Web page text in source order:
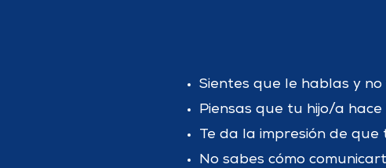
Sientes que le hablas y
Piensas que tu hijo/a
Te da la impresión de que
No sabes cómo